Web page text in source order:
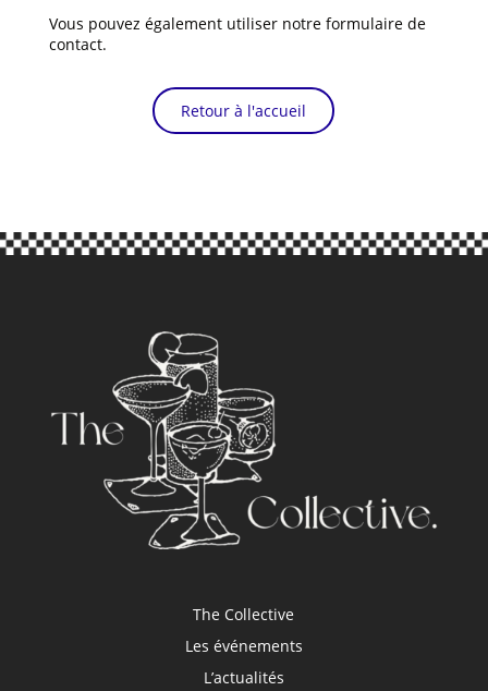
Vous pouvez également utiliser notre formulaire de
contact.
Retour à l'accueil
The Collective
Les événements
L’actualités